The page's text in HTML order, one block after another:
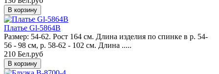
Платье Gl-5864B
Размер: 54-62. Рост 164 см. Длина изделия по спинке в р. 54-
56 - 98 см, р. 58-62 - 102 см. Длина .....
210 Бел.руб